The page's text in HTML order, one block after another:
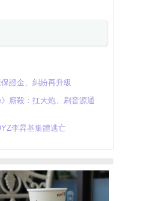
證金、糾紛再升級
廝殺：扛大炮、刷音源通
李昇基集體逃亡